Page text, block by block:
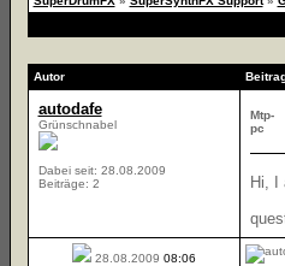
Autor
autodafe
Grünschnabel
Dabei seit: 28.08.2009
Beiträge: 2
Mtp-
pc
Hi, I
28.08.2009 08:06